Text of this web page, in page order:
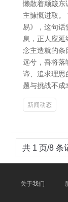
懒散着颠簸东
主慷慨进取。
易》，这句话
息，正人应
念主造就的条
远兮，吾将落
谛、追求理思
题与挑战不成
新闻动态
共 1 页/8 条
关于我们